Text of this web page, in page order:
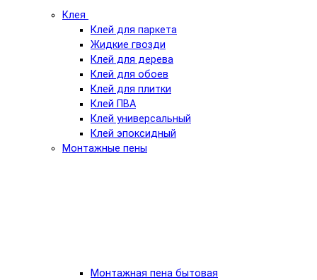
Клея
Клей для паркета
Жидкие гвозди
Клей для дерева
Клей для обоев
Клей для плитки
Клей ПВА
Клей универсальный
Клей эпоксидный
Монтажные пены
Монтажная пена бытовая